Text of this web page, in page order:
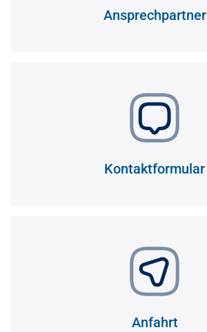
Ansprechpartner
Kontaktformular
Anfahrt